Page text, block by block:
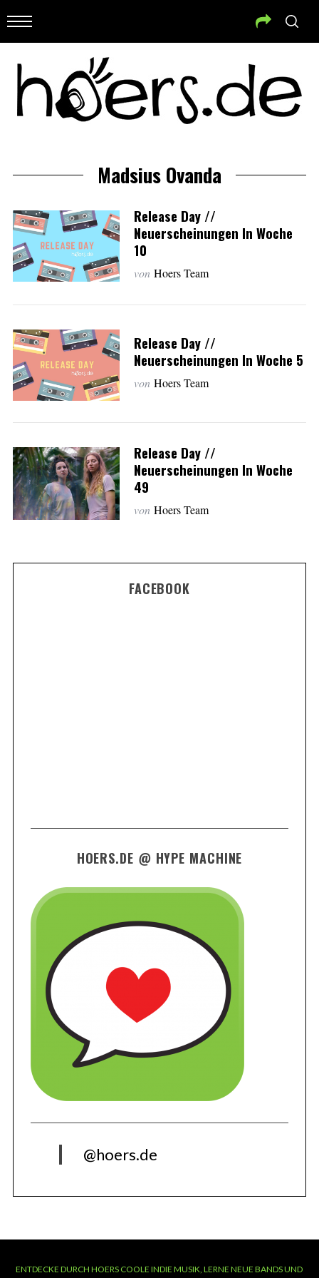
Madsius Ovanda
Release Day //
Neuerscheinungen In Woche
10
von Hoers Team
Release Day //
Neuerscheinungen In Woche 5
von Hoers Team
Release Day //
Neuerscheinungen In Woche
49
von Hoers Team
FACEBOOK
HOERS.DE @ HYPE MACHINE
@hoers.de
ENTDECKE DURCH HOERS COOLE INDIE MUSIK, LERNE NEUE BANDS UND